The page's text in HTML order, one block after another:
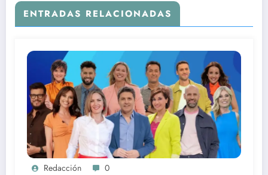
ENTRADAS RELACIONADAS
Redacción 0